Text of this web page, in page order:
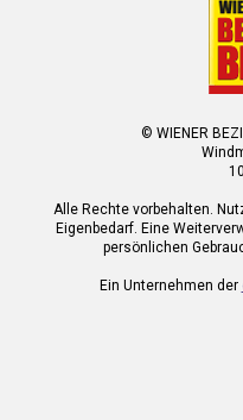
© WIENER
Alle Rechte vorbehalten.
Eigenbedarf. Eine
persönlichen
Ein Unternehmen der